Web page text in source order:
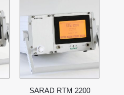
SARAD RTM 2200